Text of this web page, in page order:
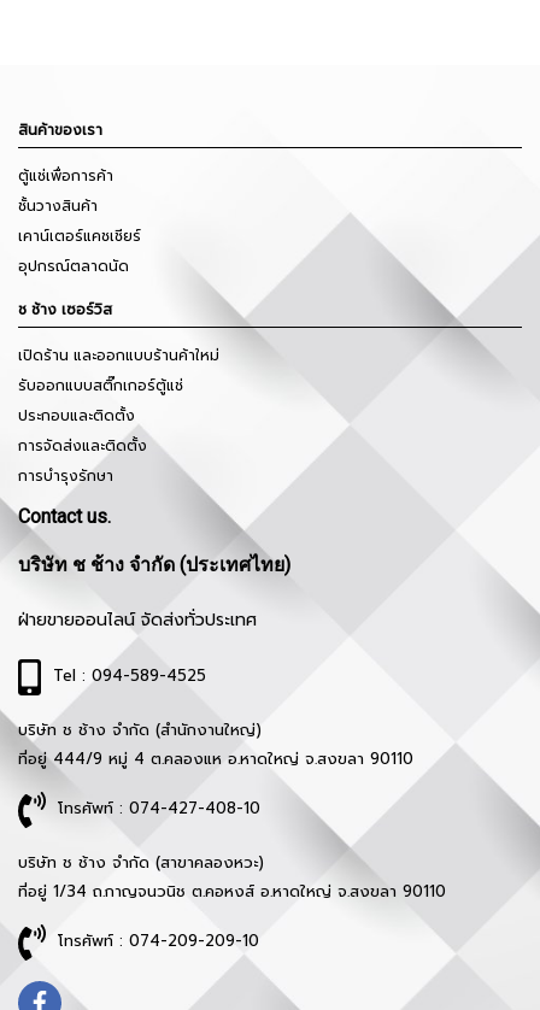
สินค้าของเรา
ตู้แช่เพื่อการค้า
ชั้นวางสินค้า
เคาน์เตอร์แคชเชียร์
อุปกรณ์ตลาดนัด
ช ช้าง เซอร์วิส
เปิดร้าน และออกแบบร้านค้าใหม่
รับออกแบบสติ๊กเกอร์ตู้แช่
ประกอบและติดตั้ง
การจัดส่งและติดตั้ง
การบำรุงรักษา
Contact us.
บริษัท ช ช้าง จำกัด (ประเทศไทย)
ฝ่ายขายออนไลน์ จัดส่งทั่วประเทศ
Tel : 094-589-4525
บริษัท ช ช้าง จำกัด (สำนักงานใหญ่)
ที่อยู่ 444/9 หมู่ 4 ต.คลองแห อ.หาดใหญ่ จ.สงขลา 90110
โทรศัพท์ : 074-427-408-10
บริษัท ช ช้าง จำกัด (สาขาคลองหวะ)
ที่อยู่ 1/34 ถ.กาญจนวนิช ต.คอหงส์ อ.หาดใหญ่ จ.สงขลา 90110
โทรศัพท์ : 074-209-209-10